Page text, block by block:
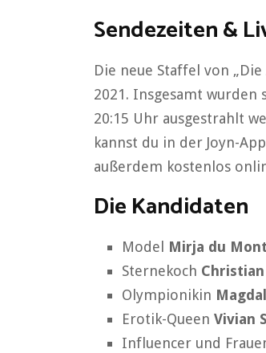
Sendezeiten &
Die neue Staffel von
2021. Insgesamt wurden
20:15 Uhr ausgestrahlt
kannst du in der Joyn-
außerdem kostenlos
Die Kandidaten
Model Mirja du Mont
Sternekoch
Olympionikin
Erotik-Queen Vivian
Influencer und